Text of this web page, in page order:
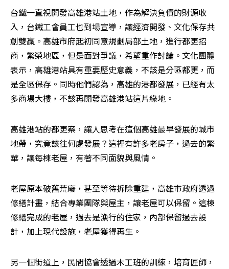
台鐵一直視開發高雄港站土地，作為解決負債的財源收
入，台鐵工會員工也到場宣導，讓經濟開發、文化保存共
創雙贏。高雄市府起初同意規劃局部土地，進行都更招
商，繁榮地區，但是面對爭議，希望重作討論。文化團體
表示，高雄港站具有重要歷史意義，不該是分區都更，而
是全區保存。同時他們認為，高雄的港都發展，已經有太
多商場大樓，不該再開發高雄港站這片綠地。
高雄港站的都更案，讓人思考在這個高雄最早發展的城市
地帶，究竟該往何處發展？這裡有許多老房子，過去的繁
華，讓每棟老屋，有著不同面貌與風情。
老屋原本破舊荒廢，甚至等待拆除重建，高雄市政府透過
修繕計畫，結合專業團隊與屋主，讓老屋可以保留。這棟
修繕完成的老屋，過去是漁行的住家，內部保留過去設
計，加上現代設施，老屋獲得再生。
另一個街道上，民間協會透過木工班的訓練，培育匠師，